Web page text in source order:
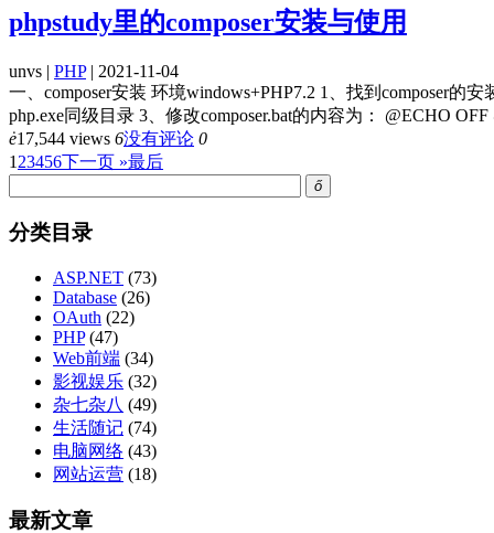
phpstudy里的composer安装与使用
unvs | PHP| 2021-11-04
一、composer安装 环境windows+PHP7.2 1、找到composer的
php.exe同级目录 3、修改composer.bat的内容为： @ECHO
ė17,544 views 6没有评论 0
1 23456下一页 »最后
ő
分类目录
ASP.NET (73)
Database (26)
OAuth (22)
PHP(47)
Web前端 (34)
影视娱乐 (32)
杂七杂八 (49)
生活随记 (74)
电脑网络 (43)
网站运营 (18)
最新文章